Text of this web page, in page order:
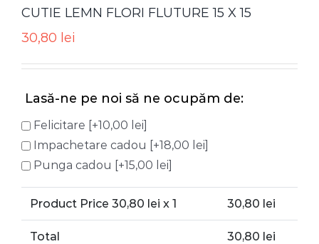
CUTIE LEMN FLORI FLUTURE 15 X 15
30,80 lei
Lasă-ne pe noi să ne ocupăm de:
Felicitare [+10,00 lei]
Impachetare cadou [+18,00 lei]
Punga cadou [+15,00 lei]
Product Price 30,80 lei x 1 30,80 lei
Total 30,80 lei